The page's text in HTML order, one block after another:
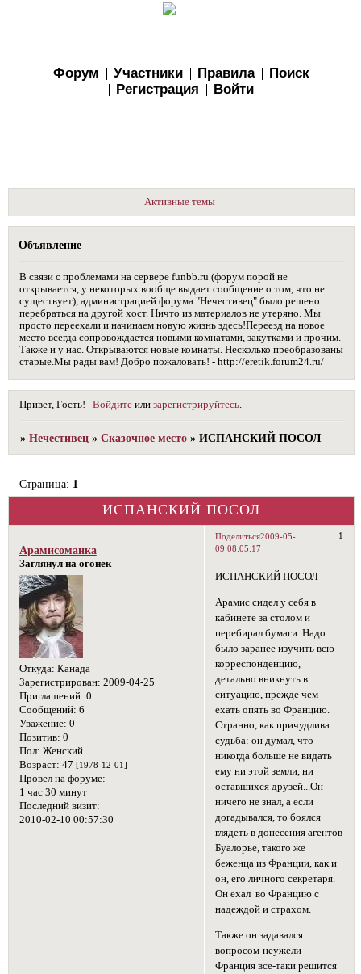
Форум Участники Правила
Поиск
Регистрация
Войти
Активные темы
Объявление
В связи с проблемами на сервере funbb.ru (форум порой не
открывается, у некоторых вообще выдает сообщение о том, что не
существует), администрацией форума "Нечестивец" было решено
перебраться на другой хост. Ничто из материалов не утеряно. Мы
просто переехали и начинаем новую жизнь здесь!Переезд на новое
место всегда сопровождается новыми комнатами, закутками и прочим.
Также и у нас. Открываются новые комнаты. Несколько преобразованы
старые.Мы рады вам! Добро пожаловать! - http://eretik.forum24.ru/
Привет, Гость! Войдите илизарегистрируйтесь
»Нечестивец »Сказочное место »ИСПАНСКИЙ ПОСОЛ
ИСПАНСКИЙ ПОСОЛ
Страница: 1
Поделиться 1
2009-05-
09 08:05:17
Арамисоманка
Заглянул на огонек
Откуда: Канада
Зарегистрирован: 2009-04-25
Приглашений: 0
Сообщений: 6
Уважение: 0
Позитив: 0
Пол: Женский
Возраст: 47 [1978-12-01]
Провел на форуме:
1 час 30 минут
Последний визит:
2010-02-10 00:57:30
ИСПАНСКИЙ ПОСОЛ
Арамис сидел у себя в
кабинете за столом и
перебирал бумаги. Надо
было заранее изучить всю
корреспонденцию,
детально вникнуть в
ситуацию, прежде чем
ехать опять во Францию.
Странно, как причудлива
судьба: он думал, что
никогда больше не видать
ему ни этой земли, ни
оставшихся друзей...Он
ничего не знал, а если
догадывался, то боялся
глядеть в донесения агентов
Буалорье, такого же
беженца из Франции, как и
он, его личного секретаря.
Он ехал во Францию с
надеждой и страхом.
Также он задавался
вопросом-неужели
Франция все-таки решится